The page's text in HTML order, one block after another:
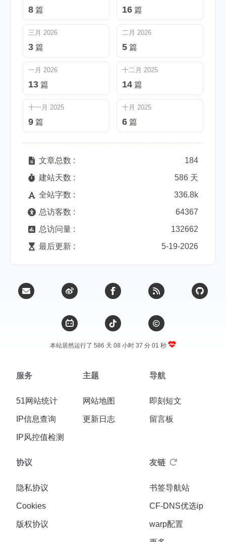
8 篇 16 篇
三月 2026
3 篇
二月 2026
5 篇
一月 2026
13 篇
十二月 2025
14 篇
十一月 2025
9 篇
十月 2025
6 篇
文章总数 :
184
建站天数 :
586 天
全站字数 :
336.8k
总访客数 :
64367
总访问量 :
132662
最后更新 :
5-19-2026
本站居然运行了 586 天 08 小时 37 分 01 秒
服务
51网站统计
IP信息查询
IP风控值检测
主题
网站地图
更新日志
导航
即刻短文
留言板
协议
隐私协议
Cookies
版权协议
友链
书签导航站
CF-DNS优选ip
warp配置